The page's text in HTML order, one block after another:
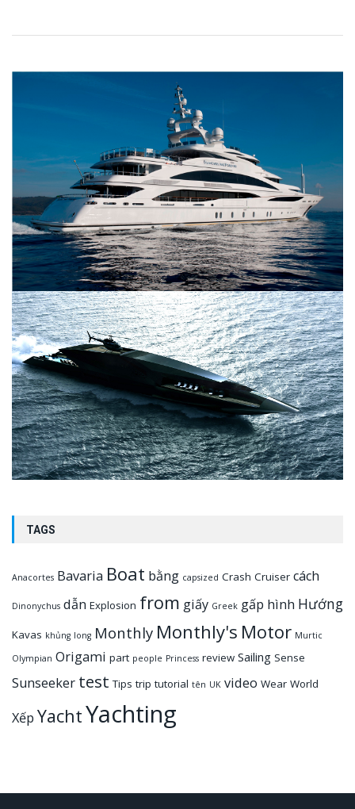
TAGS
Anacortes Bavaria Boat bằng capsized Crash Cruiser cách
Dinonychus dẫn Explosion from giấy Greek gấp hình Hướng
Kavas khủng long Monthly Monthly's Motor Murtic
Olympian Origami part people Princess review Sailing Sense
Sunseeker test Tips trip tutorial tên UK video Wear World
Xếp YachtYachting